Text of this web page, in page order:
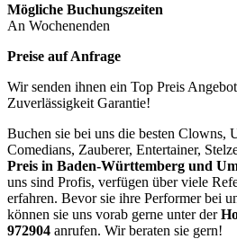
Mögliche Buchungszeiten
An Wochenenden
Preise auf Anfrage
Wir senden ihnen ein Top Preis
Zuverlässigkeit Garantie!
Buchen sie bei uns die besten Clowns,
Comedians, Zauberer, Entertainer,
Preis in Baden-Württemberg und
uns sind Profis, verfügen über viele
erfahren. Bevor sie ihre Performer bei
können sie uns vorab gerne unter der
972904 anrufen. Wir beraten sie gern!